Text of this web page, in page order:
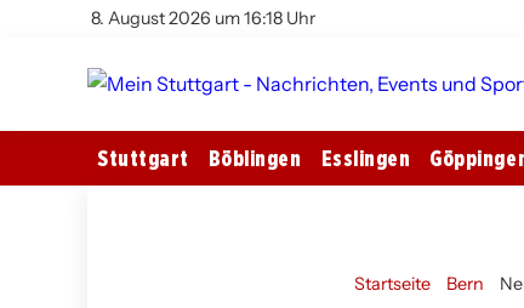
8. August 2026 um 16:18 Uhr
Stuttgart Böblingen Esslingen
Startseite Bern